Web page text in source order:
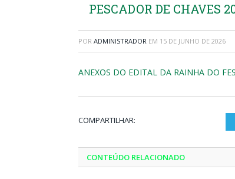
PESCADOR DE CHAVES
POR ADMINISTRADOR EM 15 DE JUNHO DE 2026
ANEXOS DO EDITAL DA RAINHA DO
COMPARTILHAR:
CONTEÚDO RELACIONADO